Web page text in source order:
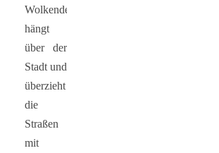
Wolkendecke
hängt
über der
Stadt und
überzieht
die
Straßen
mit